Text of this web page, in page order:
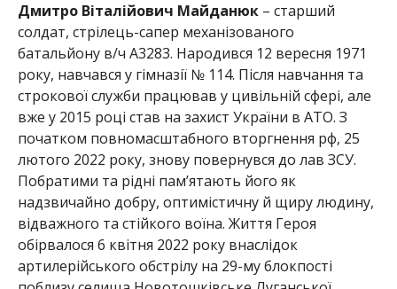
Дмитро Віталійович Майданюк– старший
солдат, стрілець-сапер механізованого
батальйону в/ч А3283. Народився 12 вересня 1971
року, навчався у гімназії № 114. Після навчання та
строкової служби працював у цивільній сфері, але
вже у 2015 році став на захист України в АТО. З
початком повномасштабного вторгнення рф, 25
лютого 2022 року, знову повернувся до лав ЗСУ.
Побратими та рідні пам’ятають його як
надзвичайно добру, оптимістичну й щиру людину,
відважного та стійкого воїна. Життя Героя
обірвалося 6 квітня 2022 року внаслідок
артилерійського обстрілу на 29-му блокпості